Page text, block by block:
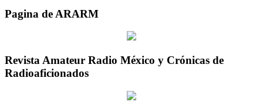
Pagina de ARARM
Revista Amateur Radio México y Crónicas de
Radioaficionados